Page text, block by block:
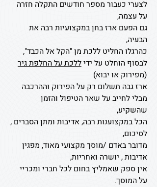
לצערי כעבור מספר חודשים התקלה חזרה
על עצמה,
גם הפעם ארז בחן במקצועיות רבה את
הבעיה,
כהרגלו החליט ללכת מן "הקל אל הכבד",
לבסוף הוחלט על ידיללכת על החלפת גיר
(מפירוק או יבוא)
ארז גבה תשלום רק על הפירוק וההרכבה
מבלי לחייב על שאר הטיפול והזמן
שהשקיע,
הכל במקצוענות רבה, אדיבות ומתן הסברים ,
לסיכום,
מדובר באדם /מוסך מקצועי מאוד, מפגין
אדיבות , יושרה ואחריות,
אין ספק שאמליץ בחום לכל חברי ומכריי
על המוסך.